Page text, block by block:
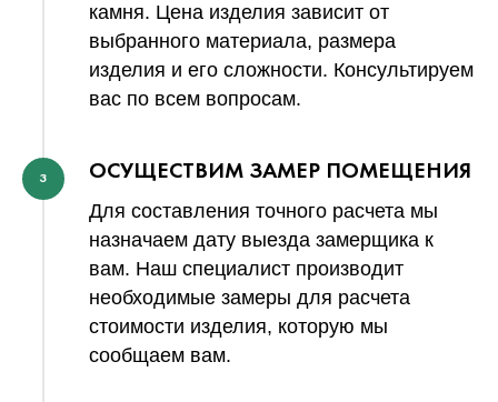
камня. Цена изделия зависит от
выбранного материала, размера
изделия и его сложности. Консультируем
вас по всем вопросам.
3
ОСУЩЕСТВИМ ЗАМЕР ПОМЕЩЕНИЯ
Для составления точного расчета мы
назначаем дату выезда замерщика к
вам. Наш специалист производит
необходимые замеры для расчета
стоимости изделия, которую мы
сообщаем вам.